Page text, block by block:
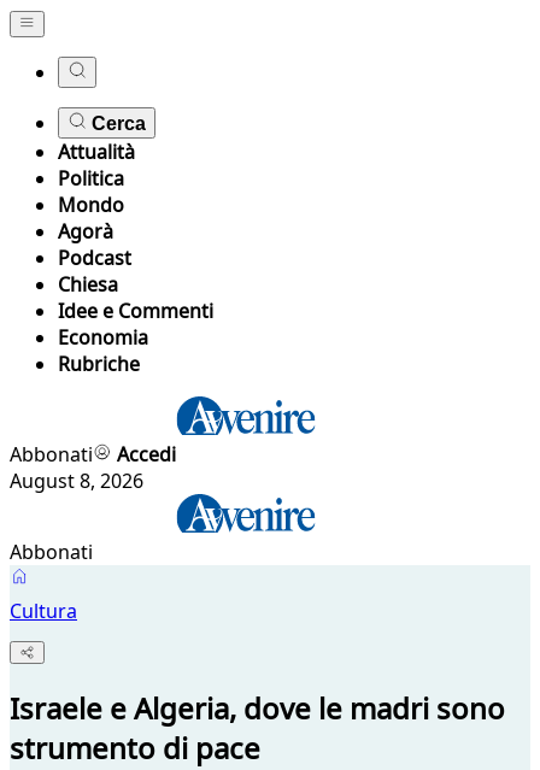
Cerca
Attualità
Politica
Mondo
Agorà
Podcast
Chiesa
Idee e Commenti
Economia
Rubriche
Abbonati
Accedi
August 8, 2026
Abbonati
Cultura
Israele e Algeria, dove le madri sono
strumento di pace